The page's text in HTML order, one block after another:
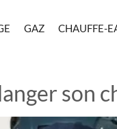
GAZ CHAUFFE-
son